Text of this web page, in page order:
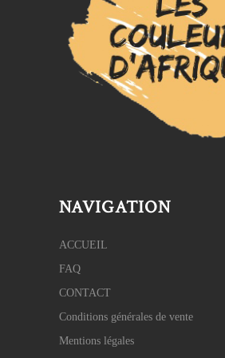
NAVIGATION
ACCUEIL
FAQ
CONTACT
Conditions générales de vente
Mentions légales